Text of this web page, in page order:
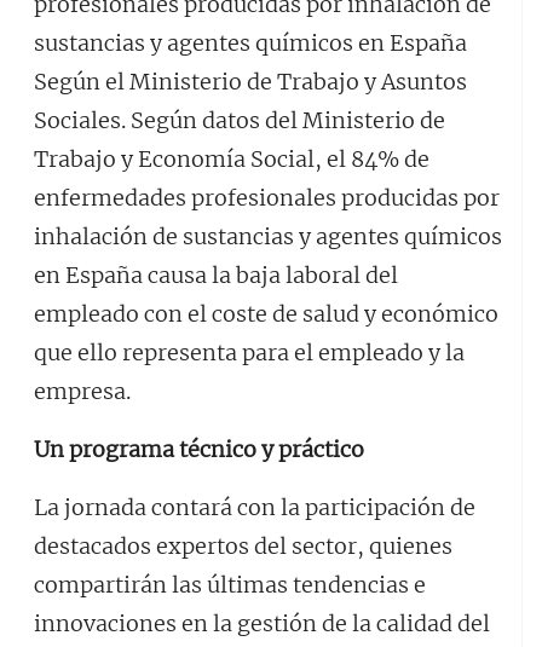
sustancias y agentes químicos en España
Según el Ministerio de Trabajo y Asuntos
Sociales. Según datos del Ministerio de
Trabajo y Economía Social, el 84% de
enfermedades profesionales producidas por
inhalación de sustancias y agentes químicos
en España causa la baja laboral del
empleado con el coste de salud y económico
que ello representa para el empleado y la
empresa.
Un programa técnico y práctico
La jornada contará con la participación de
destacados expertos del sector, quienes
compartirán las últimas tendencias e
innovaciones en la gestión de la calidad del